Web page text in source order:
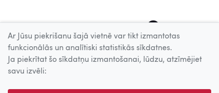
Uz augšu
© 2026 Nacionālais Kino centrs, Kultūras informācijas sistēmu
Ar Jūsu piekrišanu šajā vietnē var tikt izmantotas
funkcionālās un analītiski statistikās sīkdatnes.
Ja piekrītat šo sīkdatņu izmantošanai, lūdzu, atzīmējiet
savu izvēli: